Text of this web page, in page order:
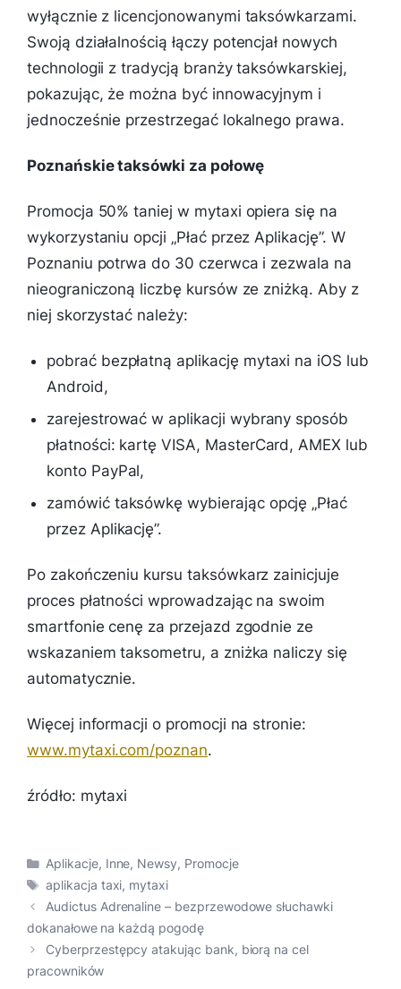
wyłącznie z licencjonowanymi taksówkarzami.
Swoją działalnością łączy potencjał nowych
technologii z tradycją branży taksówkarskiej,
pokazując, że można być innowacyjnym i
jednocześnie przestrzegać lokalnego prawa.
Poznańskie taksówki za połowę
Promocja 50% taniej w mytaxi opiera się na
wykorzystaniu opcji „Płać przez Aplikację”. W
Poznaniu potrwa do 30 czerwca i zezwala na
nieograniczoną liczbę kursów ze zniżką. Aby z
niej skorzystać należy:
pobrać bezpłatną aplikację mytaxi na iOS lub
Android,
zarejestrować w aplikacji wybrany sposób
płatności: kartę VISA, MasterCard, AMEX lub
konto PayPal,
zamówić taksówkę wybierając opcję „Płać
przez Aplikację”.
Po zakończeniu kursu taksówkarz zainicjuje
proces płatności wprowadzając na swoim
smartfonie cenę za przejazd zgodnie ze
wskazaniem taksometru, a zniżka naliczy się
automatycznie.
Więcej informacji o promocji na stronie:
www.mytaxi.com/poznan.
źródło: mytaxi
Kategorie
Aplikacje, Inne, Newsy, Promocje
Tagi
aplikacja taxi, mytaxi
Audictus Adrenaline – bezprzewodowe słuchawki
dokanałowe na każdą pogodę
Cyberprzestępcy atakując bank, biorą na cel
pracowników